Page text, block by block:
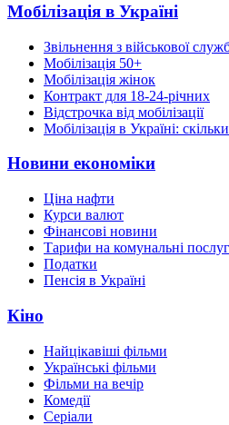
Мобілізація в Україні
Звільнення з військової
Мобілізація 50+
Мобілізація жінок
Контракт для 18-24-річних
Відстрочка від мобілізації
Мобілізація в Україні:
Новини економіки
Ціна нафти
Курси валют
Фінансові новини
Тарифи на комунальні
Податки
Пенсія в Україні
Кіно
Найцікавіші фільми
Українські фільми
Фільми на вечір
Комедії
Серіали